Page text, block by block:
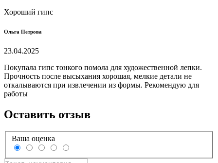
Хороший гипс
Ольга Петрова
23.04.2025
Покупала гипс тонкого помола для художественной лепки.
Прочность после высыхания хорошая, мелкие детали не
откалываются при извлечении из формы. Рекомендую для
работы
Оставить отзыв
Ваша оценка